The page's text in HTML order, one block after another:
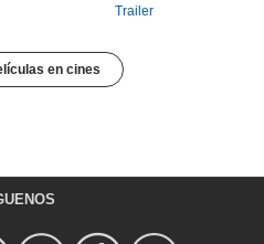
Trailer
en cines